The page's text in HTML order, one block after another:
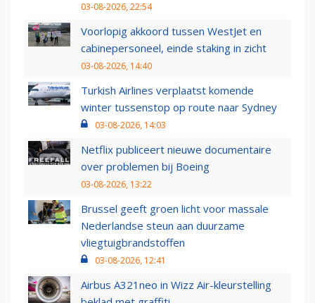
03-08-2026, 22:54
Voorlopig akkoord tussen WestJet en
cabinepersoneel, einde staking in zicht
03-08-2026, 14:40
Turkish Airlines verplaatst komende
winter tussenstop op route naar Sydney
03-08-2026, 14:03
Netflix publiceert nieuwe documentaire
over problemen bij Boeing
03-08-2026, 13:22
Brussel geeft groen licht voor massale
Nederlandse steun aan duurzame
vliegtuigbrandstoffen
03-08-2026, 12:41
Airbus A321neo in Wizz Air-kleurstelling